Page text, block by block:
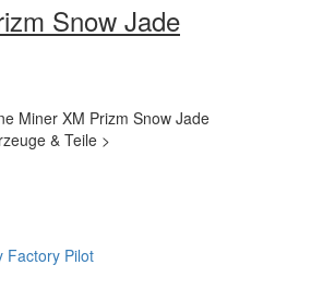
Snow Jade
Miner XM Prizm Snow Jade
& Teile >